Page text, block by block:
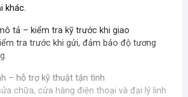
khác.
tả – kiểm tra kỹ trước khi giao
tra trước khi gửi, đảm bảo độ tương
– hỗ trợ kỹ thuật tận tình
chữa, cửa hàng điện thoại và đại lý linh